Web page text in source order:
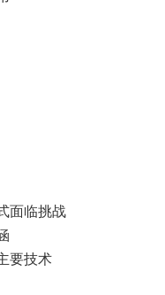
面临挑战
要技术